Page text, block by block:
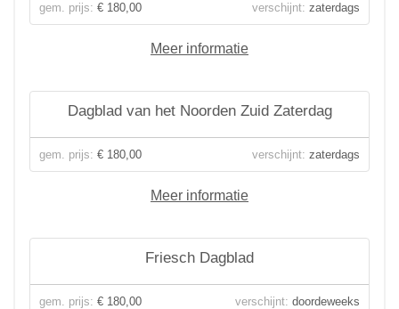
gem. prijs: € 180,00 verschijnt: zaterdags
Meer informatie
Dagblad van het Noorden Zuid Zaterdag
gem. prijs: € 180,00 verschijnt: zaterdags
Meer informatie
Friesch Dagblad
gem. prijs: € 180,00 verschijnt: doordeweeks